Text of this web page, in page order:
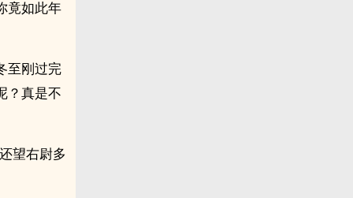
竟如此年
至刚过完
？真是不
望右尉多